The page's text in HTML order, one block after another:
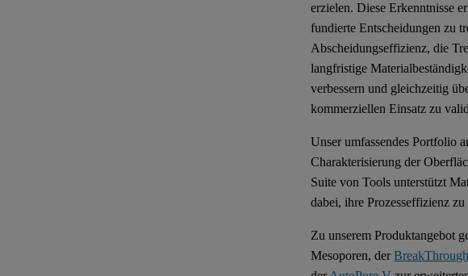
erzielen. Diese Erkenntnisse
fundierte Entscheidungen zu
Abscheidungseffizienz, die
langfristige
verbessern und gleichzeitig
kommerziellen Einsatz zu
Unser umfassendes Portfolio
Charakterisierung der
Suite von Tools unterstützt
dabei, ihre Prozesseffizienz
Zu unserem Produktangebot
Mesoporen, der